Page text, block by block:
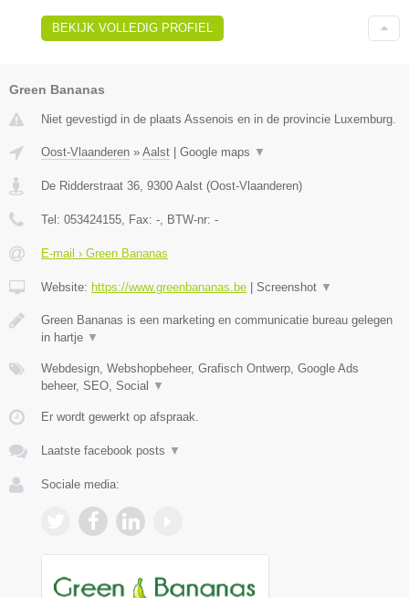
BEKIJK VOLLEDIG PROFIEL
Green Bananas
Niet gevestigd in de plaats Assenois en in de provincie Luxemburg.
Oost-Vlaanderen » Aalst Google maps ▼
De Ridderstraat 36 9300 Aalst (Oost-Vlaanderen)
Tel: 053424155 , Fax: - , BTW-nr: -
E-mail › Green Bananas
Website: https://www.greenbananas.be Screenshot ▼
Green Bananas is een marketing en communicatie bureau gelegen
in hartje ▼
Webdesign, Webshopbeheer, Grafisch Ontwerp, Google Ads
beheer, SEO, Social
▼
Er wordt gewerkt op afspraak.
Laatste facebook posts ▼
Sociale media: